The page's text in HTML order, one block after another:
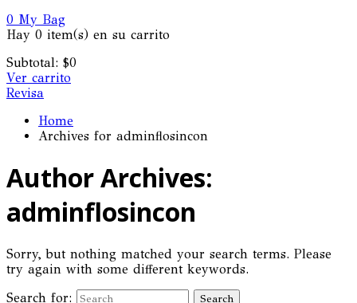
0 My Bag
Hay 0 item(s) en su carrito
Subtotal: $0
Ver carrito
Revisa
Home
Archives for adminflosincon
Author Archives:
adminflosincon
Sorry, but nothing matched your search terms. Please
try again with some different keywords.
Search for: